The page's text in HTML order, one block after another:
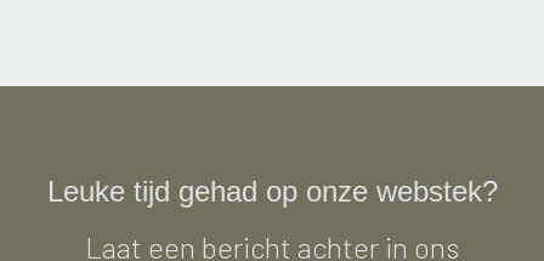
Leuke tijd gehad op onze webstek?
Laat een bericht achter in ons